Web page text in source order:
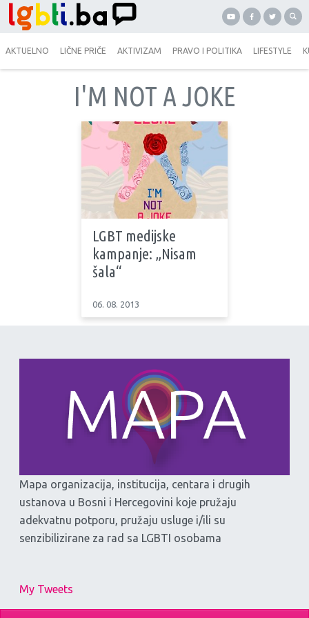
AKTUELNO LIČNE PRIČE AKTIVIZAM PRAVO I POLITIKA LIFESTYLE
I'M NOT A JOKE
LGBT medijske
kampanje: „Nisam
šala“
06. 08. 2013
Mapa organizacija, institucija, centara i drugih
ustanova u Bosni i Hercegovini koje pružaju
adekvatnu potporu, pružaju usluge i/ili su
senzibilizirane za rad sa LGBTI osobama
My Tweets